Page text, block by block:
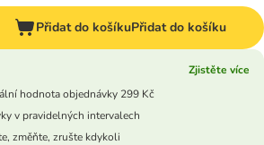
Přidat do košíkuPřidat do košíku
Zjistěte více
hodnota objednávky 299 Kč
v pravidelných intervalech
změňte, zrušte kdykoli